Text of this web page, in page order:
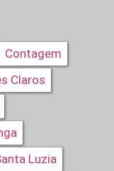
Contagem
Claros
Luzia